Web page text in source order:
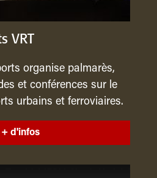
VRT
organise palmarès,
et conférences sur le
urbains et ferroviaires.
+ d'infos